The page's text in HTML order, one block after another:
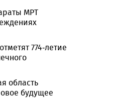
МРТ
774-летие
область
будущее